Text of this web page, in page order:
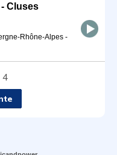
Cluses
Rhône-Alpes -
4